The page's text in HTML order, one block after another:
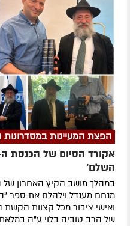
הפצת המעיינות
השלם'
במהלך מושב הקיץ האחרון
מנחם מענדל וילהלם את ספר
ואישי ציבור מכל קצוות
של הרב טוביה בלוי ע"ה